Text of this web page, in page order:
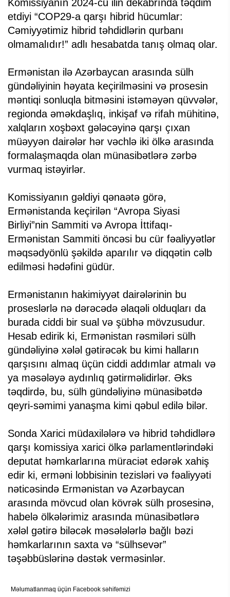
Komissiyanın 2024-cü ilin dekabrında təqdim
etdiyi “COP29-a qarşı hibrid hücumlar:
Cəmiyyətimiz hibrid təhdidlərin qurbanı
olmamalıdır!” adlı hesabatda tanış olmaq olar.
Ermənistan ilə Azərbaycan arasında sülh
gündəliyinin həyata keçirilməsini və prosesin
məntiqi sonluqla bitməsini istəməyən qüvvələr,
regionda əməkdaşlıq, inkişaf və rifah mühitinə,
xalqların xoşbəxt gələcəyinə qarşı çıxan
müəyyən dairələr hər vəchlə iki ölkə arasında
formalaşmaqda olan münasibətlərə zərbə
vurmaq istəyirlər.
Komissiyanın gəldiyi qənaətə görə,
Ermənistanda keçirilən “Avropa Siyasi
Birliyi”nin Sammiti və Avropa İttifaqı-
Ermənistan Sammiti öncəsi bu cür fəaliyyətlər
məqsədyönlü şəkildə aparılır və diqqətin cəlb
edilməsi hədəfini güdür.
Ermənistanın hakimiyyət dairələrinin bu
proseslərlə nə dərəcədə əlaqəli olduqları da
burada ciddi bir sual və şübhə mövzusudur.
Hesab edirik ki, Ermənistan rəsmiləri sülh
gündəliyinə xələl gətirəcək bu kimi halların
qarşısını almaq üçün ciddi addımlar atmalı və
ya məsələyə aydınlıq gətirməlidirlər. Əks
təqdirdə, bu, sülh gündəliyinə münasibətdə
qeyri-səmimi yanaşma kimi qəbul edilə bilər.
Sonda Xarici müdaxilələrə və hibrid təhdidlərə
qarşı komissiya xarici ölkə parlamentlərindəki
deputat həmkarlarına müraciət edərək xahiş
edir ki, erməni lobbisinin tezisləri və fəaliyyəti
nəticəsində Ermənistan və Azərbaycan
arasında mövcud olan kövrək sülh prosesinə,
habelə ölkələrimiz arasında münasibətlərə
xələl gətirə biləcək məsələlərlə bağlı bəzi
həmkarlarının saxta və “sülhsevər”
təşəbbüslərinə dəstək verməsinlər.
Məlumatlanmaq üçün Facebook səhifəmizi